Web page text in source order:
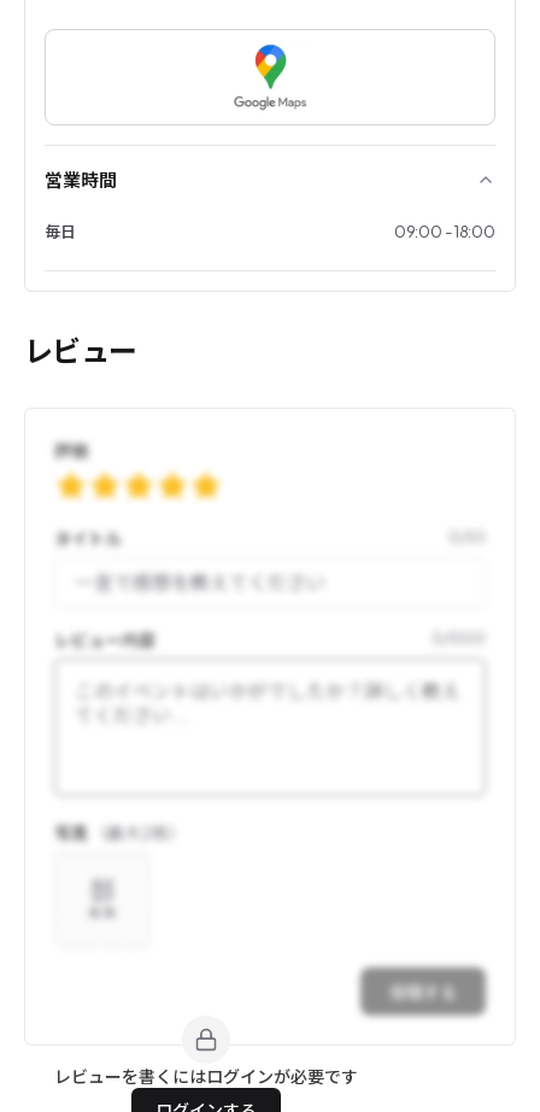
営業時間
毎日 09:00 - 18:00
レビュー
評価
タイトル
レビュー内容
写真 （最大 枚）
投稿する
レビューを書くにはログインが必要です